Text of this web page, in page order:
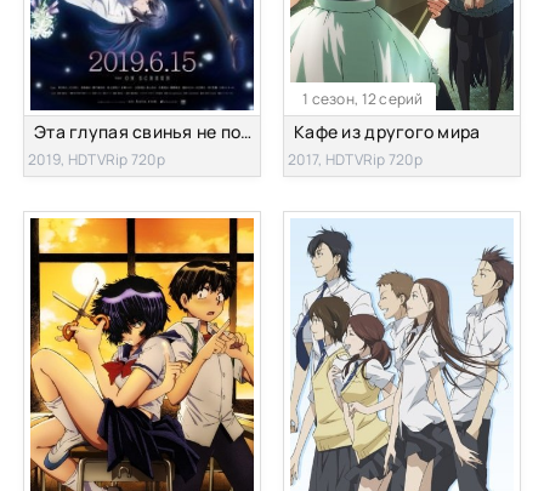
Эта глупая свинья не понимает мечту девочки-зайки! (фильм) [2019]
2019, HDTVRip 720p
1 сезон, 12 серий
Кафе из другого мира
2017, HDTVRip 720p